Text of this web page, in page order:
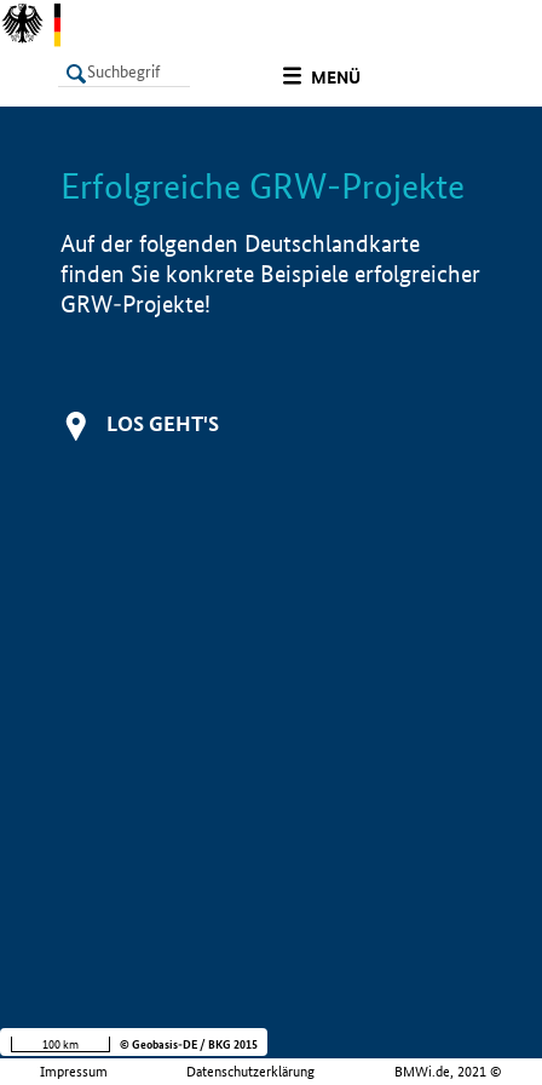
MENÜ
LISTE Info
Erfolgreiche GRW-Projekte
Auf der folgenden Deutschlandkarte
finden Sie konkrete Beispiele erfolgreicher
GRW-Projekte!
LOS GEHT'S
Impressum Datenschutzerklärung BMWi.de, 2021 ©
100 km © Geobasis-DE / BKG 2015